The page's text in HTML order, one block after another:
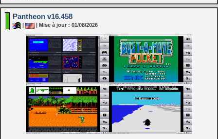
Pantheon v16.458
| Mise à jour : 01/08/2026